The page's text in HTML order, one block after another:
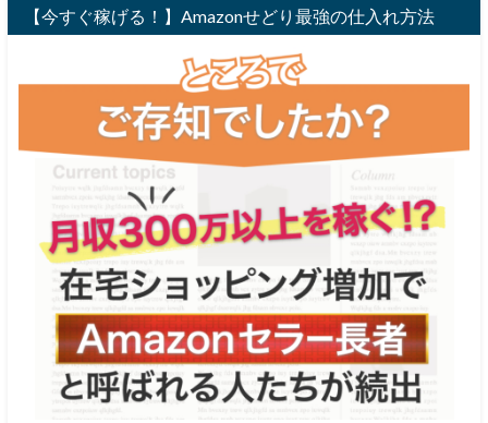
【今すぐ稼げる！】Amazonせどり最強の仕入れ方法